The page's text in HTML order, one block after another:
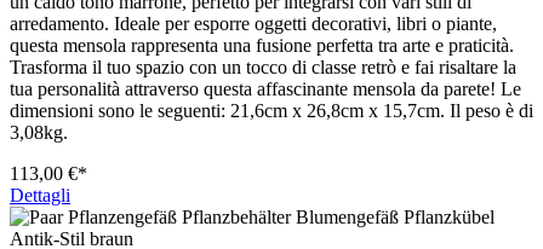
arredamento. Ideale per esporre oggetti decorativi, libri o piante,
questa mensola rappresenta una fusione perfetta tra arte e praticità.
Trasforma il tuo spazio con un tocco di classe retrò e fai risaltare la
tua personalità attraverso questa affascinante mensola da parete! Le
dimensioni sono le seguenti: 21,6cm x 26,8cm x 15,7cm. Il peso è di
3,08kg.
113,00 €*
Dettagli